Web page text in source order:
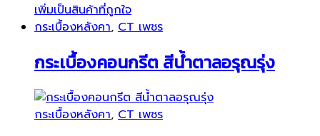
เพิ่มเป็นสินค้าที่ถูกใจ
กระเบื้องหลังคา, CT เพชร
กระเบื้องคอนกรีต สีน้ำตาลอรุณรุ่ง
กระเบื้องหลังคา, CT เพชร